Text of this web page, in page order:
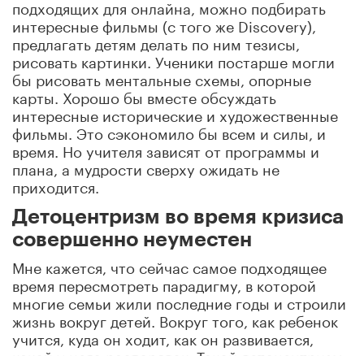
подходящих для онлайна, можно подбирать
интересные фильмы (с того же Discovery),
предлагать детям делать по ним тезисы,
рисовать картинки. Ученики постарше могли
бы рисовать ментальные схемы, опорные
карты. Хорошо бы вместе обсуждать
интересные исторические и художественные
фильмы. Это сэкономило бы всем и силы, и
время. Но учителя зависят от программы и
плана, а мудрости сверху ожидать не
приходится.
Детоцентризм во время кризиса
совершенно неуместен
Мне кажется, что сейчас самое подходящее
время пересмотреть парадигму, в которой
многие семьи жили последние годы и строили
жизнь вокруг детей. Вокруг того, как ребенок
учится, куда он ходит, как он развивается,